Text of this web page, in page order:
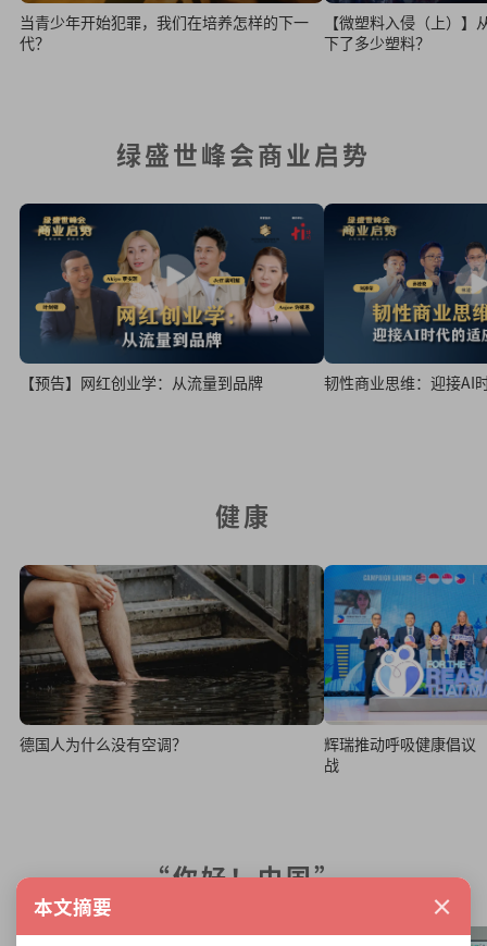
当青少年开始犯罪，我们在培养怎样的下一
代？
【微塑料入侵（上）
下了多少塑料？
绿盛世峰会商业启势
【预告】网红创业学：从流量到品牌 韧性商业思维：迎接AI
健康
德国人为什么没有空调？
辉瑞推动呼吸健康倡
战
“你好！中国”
本文摘要 ×